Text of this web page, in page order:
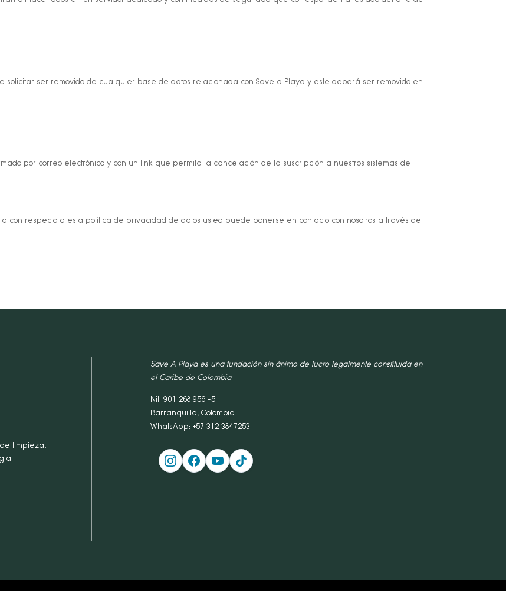
solicitar ser removido de cualquier base de datos relacionada con Save a Playa y este deberá ser removido en
por correo electrónico y con un link que permita la cancelación de la suscripción a nuestros sistemas de
con respecto a esta política de privacidad de datos usted puede ponerse en contacto con nosotros a través de
limpieza,
Save A Playa es una fundación sin ánimo de lucro legalmente constituida en
el Caribe de Colombia
Nit: 901 268 956 -5
Barranquilla, Colombia
WhatsApp: +57 312 3847253